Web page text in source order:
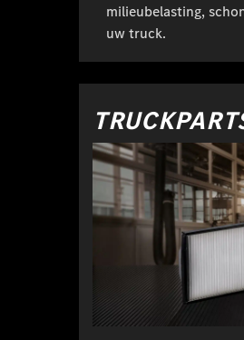
milieubelasting,
uw truck.